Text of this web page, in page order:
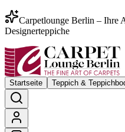
Carpetlounge Berlin – Ihre
Designerteppiche
Startseite Teppich &